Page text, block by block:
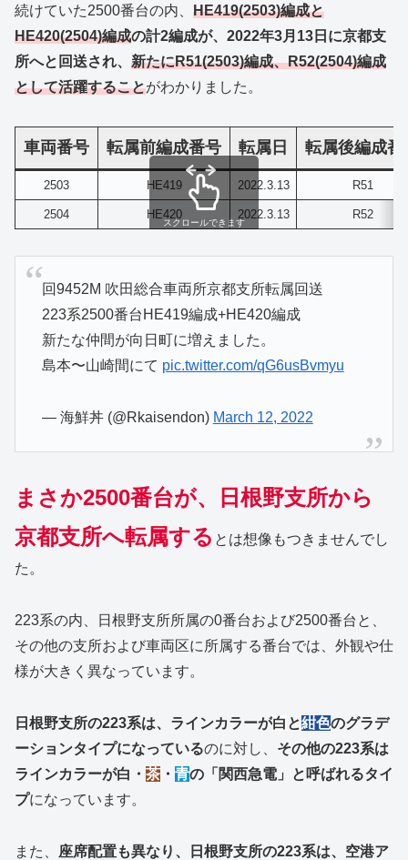
続けていた2500番台の内、 HE419(2503)編成と
HE420(2504)編成の計2編成が、2022年3月13日に京都支
所へと回送され、 新たにR51(2503)編成、R52(2504)編成
として活躍することがわかりました。
車両番号 転属前編成番号 転属日 転属後編成番
2503 HE419 2022.3.13 R51
2504 HE420 2022.3.13 R52
スクロールできます
回9452M 吹田総合車両所京都支所転属回送
223系2500番台HE419編成+HE420編成
新たな仲間が向日町に増えました。
島本〜山崎間にて pic.twitter.com/qG6usBvmyu
— 海鮮丼 (@Rkaisendon) March 12, 2022
まさか2500番台が、日根野支所から
京都支所へ転属する とは想像もつきませんでし
た。
223系の内、日根野支所所属の0番台および2500番台と、
その他の支所および車両区に所属する番台では、外観や仕
様が大きく異なっています。
日根野支所の223系は、ラインカラーが白 と紺色のグラデ
ーションタイプになっているのに対し、 その他の223系は
ラインカラーが白・ 茶 ・ 青の「関西急電」と呼ばれるタイ
プになっています。
また、 座席配置も異なり、日根野支所の223系は、空港ア